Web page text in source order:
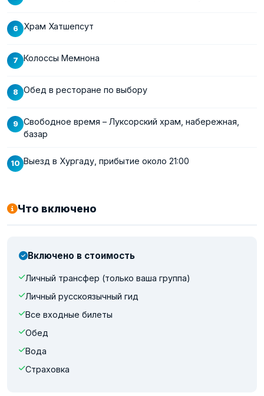
Храм Хатшепсут
Колоссы Мемнона
Обед в ресторане по выбору
Свободное время – Луксорский храм, набережная,
базар
Выезд в Хургаду, прибытие около 21:00
Что включено
Включено в стоимость
Личный трансфер (только ваша группа)
Личный русскоязычный гид
Все входные билеты
Обед
Вода
Страховка